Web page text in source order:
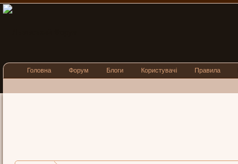
Головна Форум Блоги Користувачі Правила